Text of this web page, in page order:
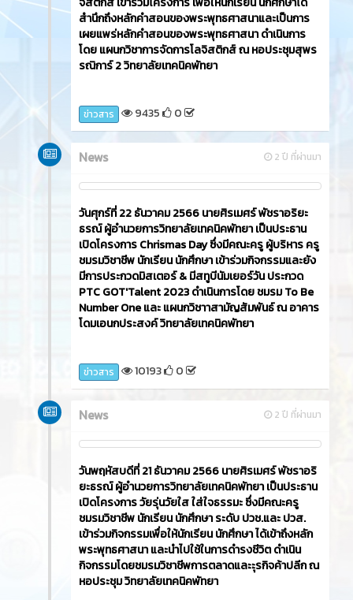
สำนึกถึงหลักคำสอนของพระพุทธศาสนาและเป็นการ
เผยแพร่หลักคำสอนของพระพุทธศาสนา ดำเนินการ
โดย แผนกวิชาการจัดการโลจิสติกส์ ณ หอประชุมสุพร
รณิการ์ 2 วิทยาลัยเทคนิคพัทยา
ข่าวสาร 9435 0
2 ปี ที่ผ่านมา
News
วันศุกร์ที่ 22 ธันวาคม 2566​ นายศิรเมศร์ พัชราอริยะ
ธรณ์ ผู้อำนวยการวิทยาลัยเทคนิคพัทยา เป็นประธาน
เปิดโครงการ Chrismas Day ซึ่งมีคณะครู ผู้บริหาร ครู
ชมรมวิชาชีพ นักเรียน นักศึกษา เข้าร่วมกิจกรรมและยัง
มีการประกวดมิสเตอร์ & มีสทูบีนัมเยอร์วัน ประกวด
PTC GOT'Talent 2023 ดำเนินการโดย ชมรม To Be
Number One และ แผนกวิชาาสามัญสัมพันธ์ ณ อาคาร
โดมเอนกประสงค์ วิทยาลัยเทคนิคพัทยา
ข่าวสาร 10193 0
2 ปี ที่ผ่านมา
News
วันพฤหัสบดีที่ 21 ธันวาคม 2566​ นายศิรเมศร์ พัชราอริ
ยะธรณ์ ผู้อำนวยการวิทยาลัยเทคนิคพัทยา เป็นประธาน
เปิดโครงการ วัยรุ่นวัยใส ใส่ใจธรรมะ ซึ่งมีคณะครู
ชมรมวิชาชีพ นักเรียน นักศึกษา ระดับ ปวช.และ ปวส.
เข้าร่วมกิจกรรมเพื่อให้นักเรียน นักศึกษา ได้เข้าถึงหลัก
พระพุทธศาสนา และนำไปใช้ในการดำรงชีวิต ดำเนิน
กิจกรรมโดยชมรมวิชาชีพการตลาดและะุรกิจค้าปลีก ณ
หอประชุม วิทยาลัยเทคนิคพัทยา